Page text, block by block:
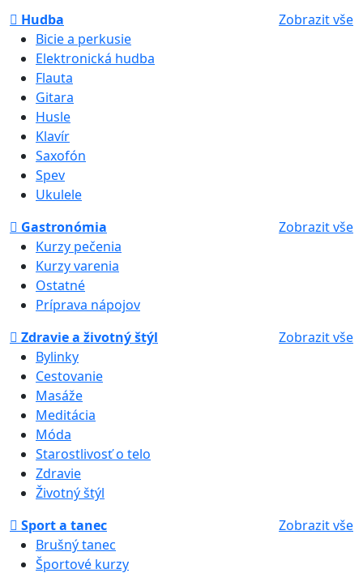
Hudba
Zobrazit vše
Bicie a perkusie
Elektronická hudba
Flauta
Gitara
Husle
Klavír
Saxofón
Spev
Ukulele
Gastronómia
Zobrazit vše
Kurzy pečenia
Kurzy varenia
Ostatné
Príprava nápojov
Zdravie a životný štýl
Zobrazit vše
Bylinky
Cestovanie
Masáže
Meditácia
Móda
Starostlivosť o telo
Zdravie
Životný štýl
Sport a tanec
Zobrazit vše
Brušný tanec
Športové kurzy